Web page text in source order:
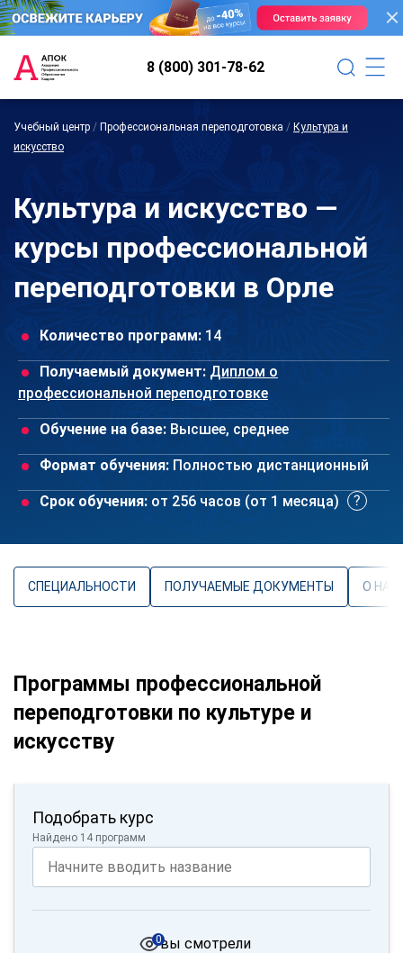
8 (800) 301-78-62
Учебный центр / Профессиональная переподготовка / Культура и
искусство
Культура и искусство —
курсы профессиональной
переподготовки в Орле
Количество программ: 14
Получаемый документ: Диплом о
профессиональной переподготовке
Обучение на базе: Высшее, среднее
Формат обучения: Полностью дистанционный
Срок обучения: от 256 часов (от 1 месяца)
СПЕЦИАЛЬНОСТИ ПОЛУЧАЕМЫЕ ДОКУМЕНТЫ О
Программы профессиональной
переподготовки по культуре и
искусству
Подобрать курс
Найдено 14 программ
вы смотрели
0